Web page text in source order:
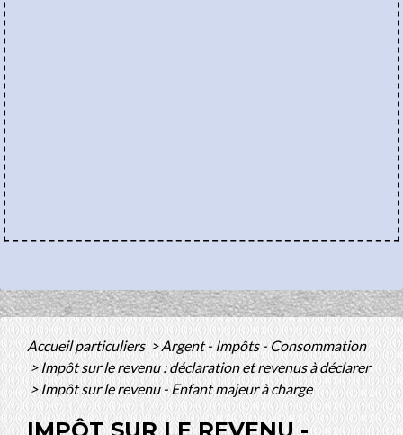
Accueil particuliers >Argent - Impôts - Consommation
>Impôt sur le revenu : déclaration et revenus à déclarer
>Impôt sur le revenu - Enfant majeur à charge